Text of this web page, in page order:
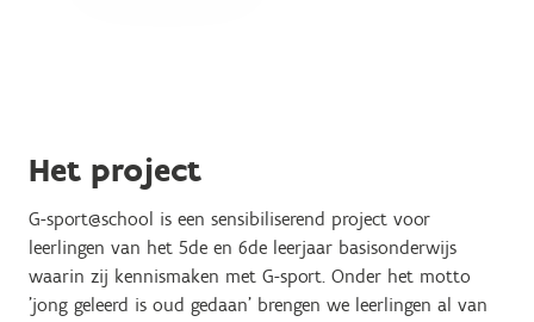
Het project
G-sport@school is een sensibiliserend project voor
leerlingen van het 5de en 6de leerjaar basisonderwijs
waarin zij kennismaken met G-sport. Onder het motto
'jong geleerd is oud gedaan' brengen we leerlingen al van